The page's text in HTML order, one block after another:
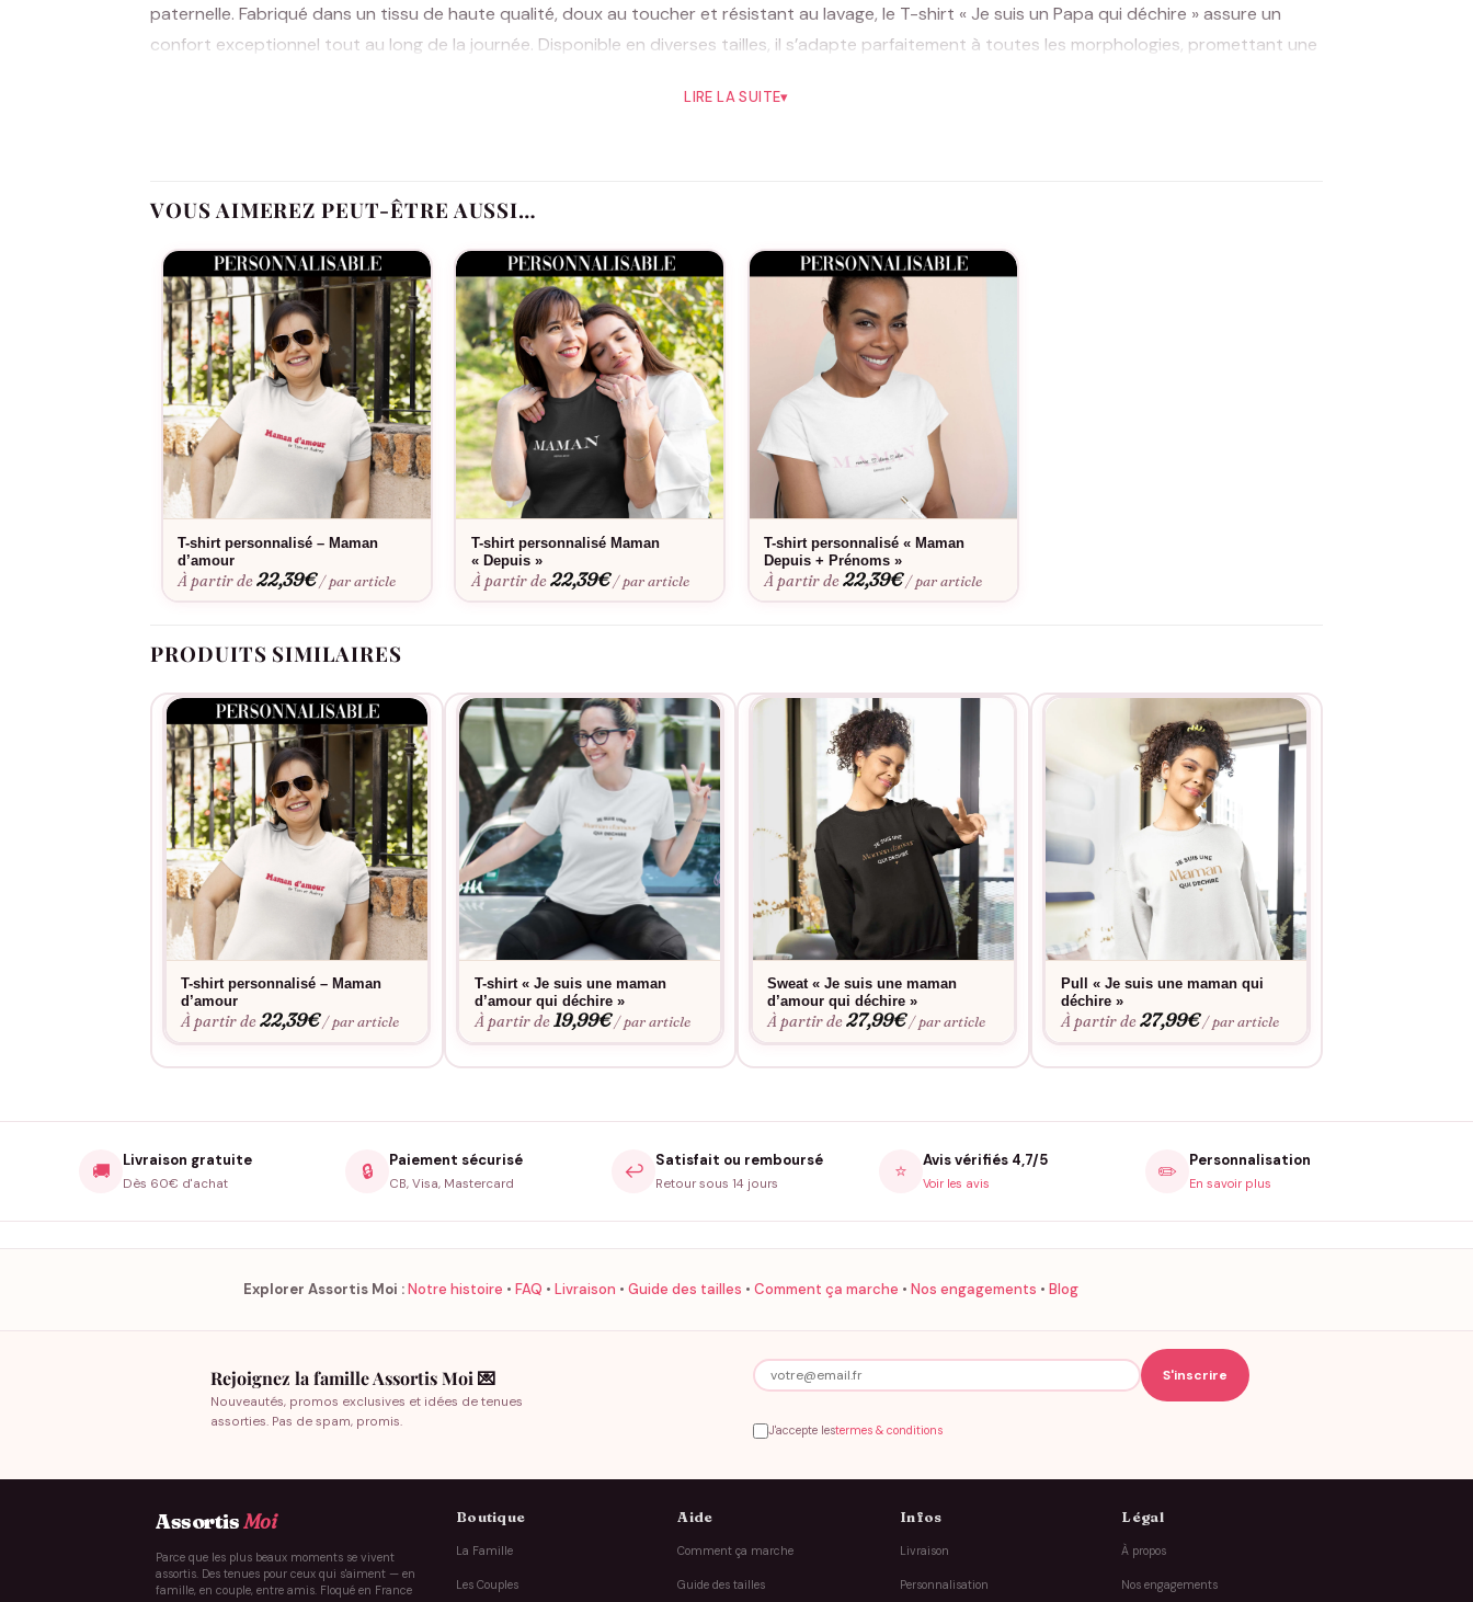
paternelle. Fabriqué dans un tissu de haute qualité, doux au toucher et résistant au lavage, le T-shirt « Je suis un Papa qui déchire » assure un
confort exceptionnel tout au long de la journée. Disponible en diverses tailles, il s’adapte parfaitement à toutes les morphologies, promettant une
Ce T-shirt n’est pas seulement un habit, c’est un symbole de l’amour inconditionnel et de l’engagement qu’un père porte à sa
moment de complicité, un sourire complice, un clin d’œil amusé qui renforcera les liens entre vous et celui qui le porte.
boutiqueAssortis Moiest le choix parfait. Il incarne une manière originale et tendance de célébrer l’homme qui a tout donné pour ses enfants, et
qui mérite d’être reconnu pour son dévouement et sa coolitude. Dans la course effrénée de la vie quotidienne, chaque papa mérite de se sentir
spécial et apprécié. Ce T-shirt est un hommage à leur force, leur sagesse et leur esprit jeune qui illumine la vie de leurs proches.
Alors n’attendez plus, montrez au super papa de votre vie à quel point il est unique et combien il compte pour vous. Commandez dès maintenant
le T-shirt « Je suis un Papa qui déchire » et soyez témoin de son sourire rayonnant lorsqu’il le recevra. C’est le moyen idéal de lui dire « Je t’aime »
sans même prononcer un mot.
LIRE LA SUITE▾
VOUS AIMEREZ PEUT-ÊTRE AUSSI…
T-shirt personnalisé – Maman
d’amour
À partir de22,39€ / par article
T-shirt personnalisé Maman
« Depuis »
À partir de22,39€ / par article
T-shirt personnalisé « Maman
Depuis + Prénoms »
À partir de22,39€ / par article
PRODUITS SIMILAIRES
T-shirt personnalisé – Maman
d’amour
À partir de22,39€ / par article
T-shirt « Je suis une maman
d’amour qui déchire »
À partir de19,99€ / par article
Sweat « Je suis une maman
d’amour qui déchire »
À partir de27,99€ / par article
Pull « Je suis une maman qui
déchire »
À partir de27,99€ / par article
🚚 Livraison gratuite
Dès 60€ d'achat
🔒 Paiement sécurisé
CB, Visa, Mastercard
↩️ Satisfait ou remboursé
Retour sous 14 jours
⭐ Avis vérifiés 4,7/5
Voir les avis ✏️ Personnalisation
En savoir plus
Explorer Assortis Moi :Notre histoire • FAQ • Livraison • Guide des tailles • Comment ça marche • Nos engagements • Blog
Rejoignez la famille Assortis Moi 💌
Nouveautés, promos exclusives et idées de tenues
assorties. Pas de spam, promis.
J'accepte lestermes & conditions
AssortisMoi
Parce que les plus beaux moments se vivent
assortis. Des tenues pour ceux qui s'aiment — en
famille, en couple, entre amis. Floqué en France
Boutique
La Famille
Les Couples
Aide
Comment ça marche
Guide des tailles
Infos
Livraison
Personnalisation
Légal
À propos
Nos engagements